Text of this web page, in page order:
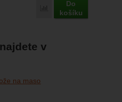
Porovnat
Do
košíku
v
na maso